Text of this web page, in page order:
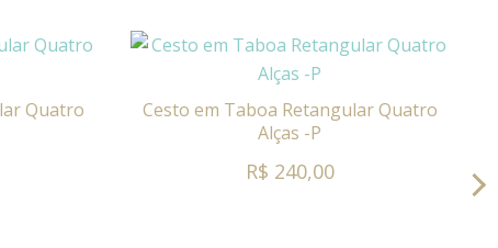
Quatro
Cesto em Taboa Retangular Quatro
Alças -P
R$ 240,00